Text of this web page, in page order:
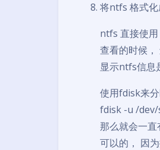
将ntfs 格式
ntfs 直接使
查看的时候，
显示ntfs信息
使用fdisk来
fdisk -u /dev/
那么就会一
可以的， 因